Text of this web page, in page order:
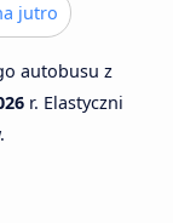
jutro
autobusu z
r. Elastyczni